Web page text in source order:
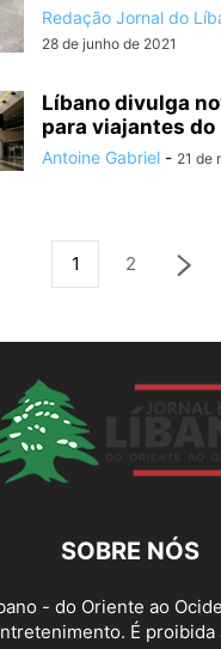
Redação Jornal do
28 de junho de 2021
Líbano divulga
para viajantes do
Antoine Gabriel - 21 de
1 2
SOBRE NÓS
- do Oriente ao
É proibida